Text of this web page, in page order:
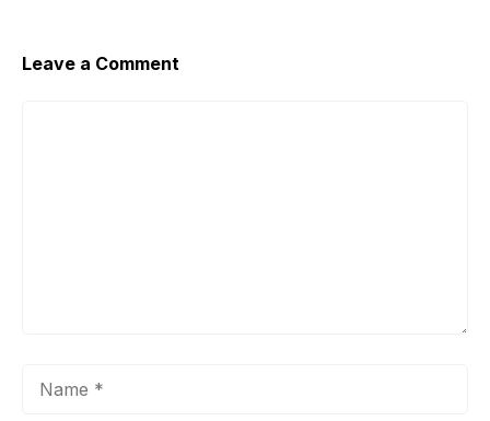
Leave a Comment